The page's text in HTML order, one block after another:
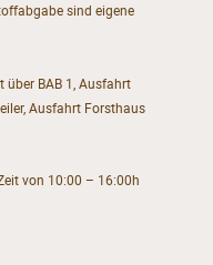
sind eigene
BAB 1, Ausfahrt
Ausfahrt Forsthaus
von 10:00 – 16:00h